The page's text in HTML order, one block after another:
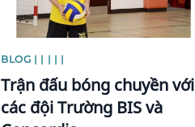
BLOG | | | | |
Trận đấu bóng chuyền với
các đội Trường BIS và